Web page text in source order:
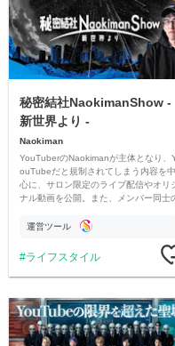
秘密結社NaokimanShow -
新世界より -
Naokiman
YouTuberのNaokimanが主体となり、
ouTubeだと規制されてしまう内容を中
心に、サロン限定のライブ配信やオリ
ナル動画を公開。また、メンバー同士
ただいています。
運営ツール
ライフスタイル